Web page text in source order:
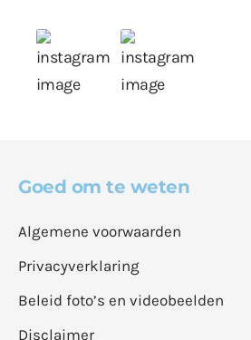
Goed om te weten
Algemene voorwaarden
Privacyverklaring
Beleid foto’s en videobeelden
Disclaimer